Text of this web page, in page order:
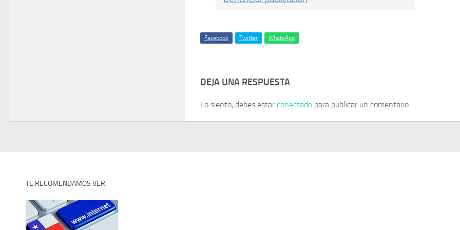
Facebook Twitter WhatsApp
DEJA UNA RESPUESTA
Lo siento, debes estarconectado para publicar un comentario.
TE RECOMENDAMOS VER: